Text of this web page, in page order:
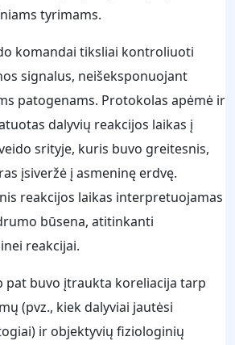
tyrimams.
komandai tiksliai kontroliuoti
signalus, neišeksponuojant
patogenams. Protokolas apėmė ir
dalyvių reakcijos laikas į
srityje, kuris buvo greitesnis,
įsiveržė į asmeninę erdvę.
reakcijos laikas interpretuojamas
būsena, atitinkanti
reakcijai.
pat buvo įtraukta koreliacija tarp
(pvz., kiek dalyviai jautėsi
ir objektyvių fiziologinių